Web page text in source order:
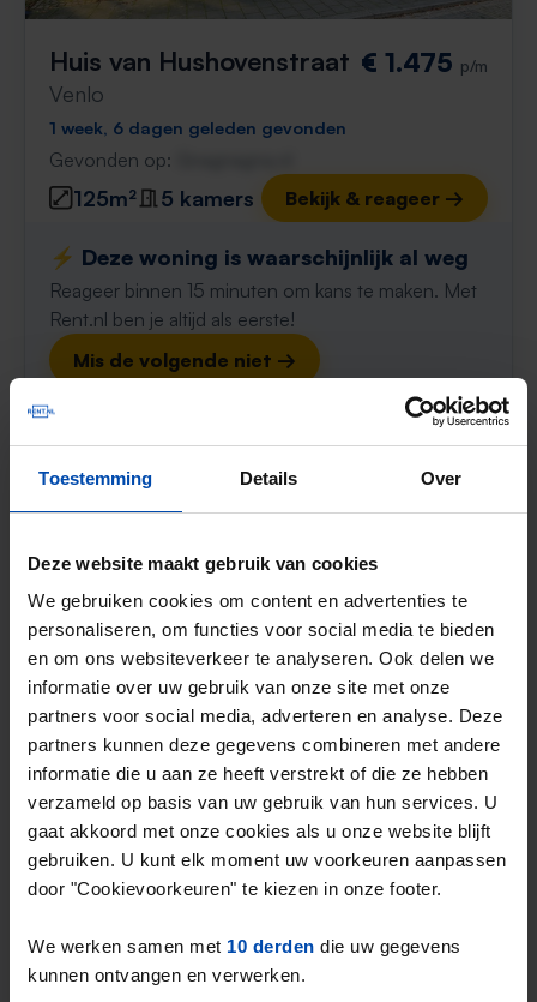
Toestemming Details Over
Deze website maakt gebruik van cookies
We gebruiken cookies om content en advertenties te
personaliseren, om functies voor social media te bieden
en om ons websiteverkeer te analyseren. Ook delen we
informatie over uw gebruik van onze site met onze
partners voor social media, adverteren en analyse. Deze
partners kunnen deze gegevens combineren met andere
informatie die u aan ze heeft verstrekt of die ze hebben
verzameld op basis van uw gebruik van hun services. U
gaat akkoord met onze cookies als u onze website blijft
gebruiken. U kunt elk moment uw voorkeuren aanpassen
door "Cookievoorkeuren" te kiezen in onze footer.
We werken samen met 10 derden die uw gegevens
kunnen ontvangen en verwerken.
Huis van Hushovenstraat
Venlo
€ 1.475 p/m
1 week, 6 dagen geleden gevonden
Gevonden op:
125m² 5 kamers Bekijk & reageer →
⚡️ Deze woning is waarschijnlijk al weg
Reageer binnen 15 minuten om kans te maken. Met
Rent.nl ben je altijd als eerste!
Mis de volgende niet →
van Hushovenstraat 12
Venlo
€ 1.475 p/m
1 week, 6 dagen geleden gevonden
Gevonden op: Gnagnagna.nl
125m² 4 kamers Bekijk & reageer →
Reageer binnen 15 minuten om kans te maken. Met
Rent.nl ben je altijd als eerste!